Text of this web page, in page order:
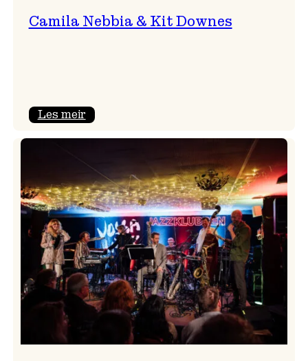
Camila Nebbia & Kit Downes
Les meir:
&
Kit
Downes